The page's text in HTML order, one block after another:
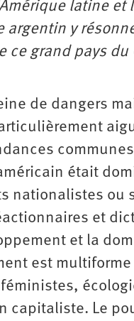
latine et
y
grand pays du
de dangers
était
nationalistes ou
et
et la
est
capitaliste. Le